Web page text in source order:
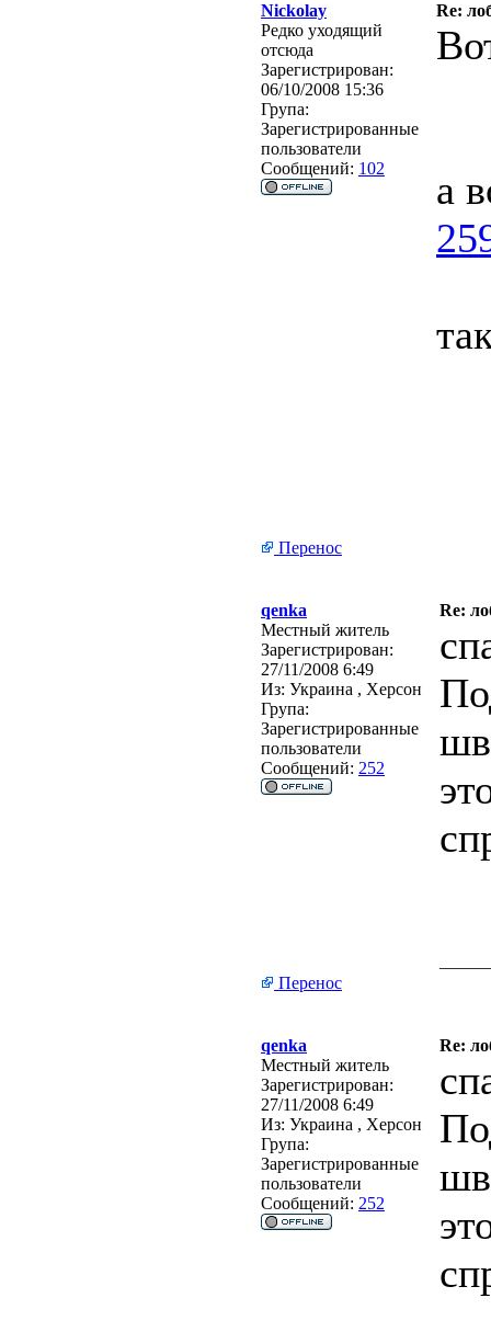
Nickolay
Re:
Редко уходящий
отсюда
Зарегистрирован:
06/10/2008 15:36
Група:
Зарегистрированные
пользователи
Сообщений: 102
а
Перенос
qenka
Re:
Местный житель
Зарегистрирован:
27/11/2008 6:49
Из: Украина , Херсон
Група:
Зарегистрированные
пользователи
Сообщений: 252
Перенос
qenka
Re:
Местный житель
Зарегистрирован:
27/11/2008 6:49
Из: Украина , Херсон
Група:
Зарегистрированные
пользователи
Сообщений: 252